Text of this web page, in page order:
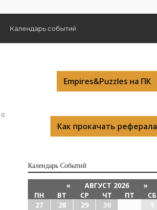
Календарь событий
0
Empires&Puzzles на ПК
Как прокачать реферала
Календарь Cобытий
« АВГУСТ 2026
»
ПН
ВТ СР ЧТ ПТ СБ
27
28 29 30 1